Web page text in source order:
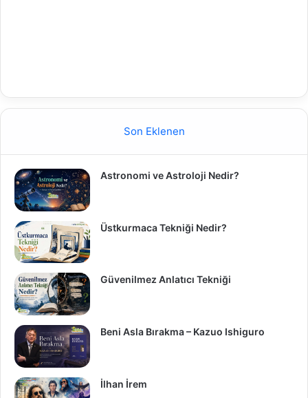
Son Eklenen
Astronomi ve Astroloji Nedir?
Üstkurmaca Tekniği Nedir?
Güvenilmez Anlatıcı Tekniği
Beni Asla Bırakma – Kazuo Ishiguro
İlhan İrem